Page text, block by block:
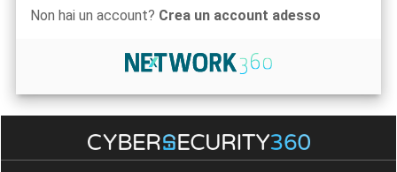
Non hai un account? Crea un account adesso